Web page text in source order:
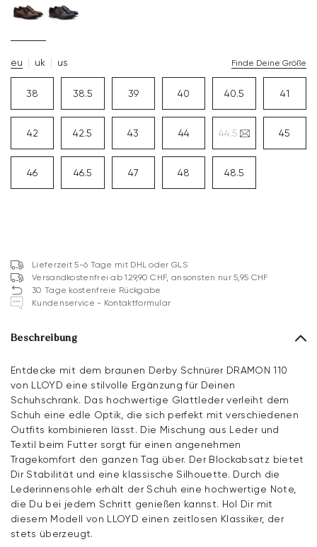
eu uk us Finde Deine Größe
38 38.5 39 40 40.5 41
42 42.5 43 44 44.5 45
46 46.5 47 48 48.5
Lieferzeit 5-6 Tage mit DHL oder GLS
Versandkostenfrei ab 129,90 CHF, ansonsten nur 5,95 CHF
30 Tage kostenfreie Rückgabe
Kundenservice - Kontaktformular
Beschreibung
Entdecke mit dem braunen Derby Schnürer DRAMON 110
von LLOYD eine stilvolle Ergänzung für Deinen
Schuhschrank. Das hochwertige Glattleder verleiht dem
Schuh eine edle Optik, die sich perfekt mit verschiedenen
Outfits kombinieren lässt. Die Mischung aus Leder und
Textil beim Futter sorgt für einen angenehmen
Tragekomfort den ganzen Tag über. Der Blockabsatz bietet
Dir Stabilität und eine klassische Silhouette. Durch die
Lederinnensohle erhält der Schuh eine hochwertige Note,
die Du bei jedem Schritt genießen kannst. Hol Dir mit
diesem Modell von LLOYD einen zeitlosen Klassiker, der
stets überzeugt.